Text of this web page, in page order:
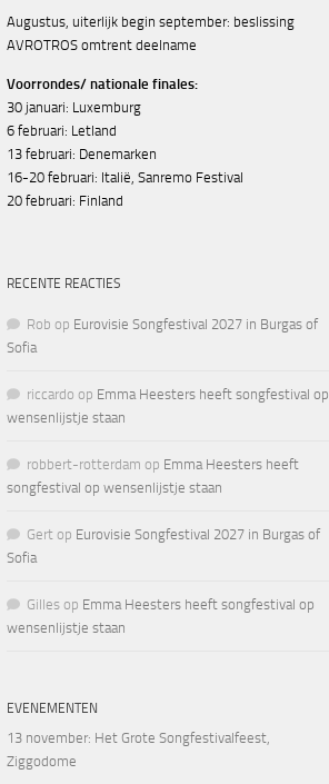
Augustus, uiterlijk begin september: beslissing
AVROTROS omtrent deelname
Voorrondes/ nationale finales:
30 januari: Luxemburg
6 februari: Letland
13 februari: Denemarken
16-20 februari: Italië, Sanremo Festival
20 februari: Finland
RECENTE REACTIES
Rob op Eurovisie Songfestival 2027 in Burgas of
Sofia
riccardo op Emma Heesters heeft songfestival op
wensenlijstje staan
robbert-rotterdam op Emma Heesters heeft
songfestival op wensenlijstje staan
Gert op Eurovisie Songfestival 2027 in Burgas of
Sofia
Gilles op Emma Heesters heeft songfestival op
wensenlijstje staan
EVENEMENTEN
13 november: Het Grote Songfestivalfeest,
Ziggodome